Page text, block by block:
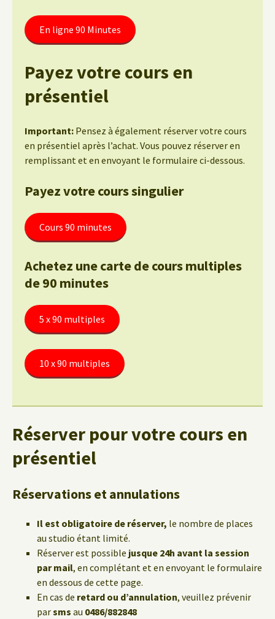
En ligne 90 Minutes
Payez votre cours en
présentiel
Important: Pensez à également réserver votre cours
en présentiel après l’achat. Vous pouvez réserver en
remplissant et en envoyant le formulaire ci-dessous.
Payez votre cours singulier
Cours 90 minutes
Achetez une carte de cours multiples
de 90 minutes
5 x 90 multiples
10 x 90 multiples
Réserver pour votre cours en
présentiel
Réservations et annulations
Il est obligatoire de réserver, le nombre de places
au studio étant limité.
Réserver est possible jusque 24h avant la session
par mail, en complétant et en envoyant le formulaire
en dessous de cette page.
En cas de retard ou d’annulation, veuillez prévenir
parsms au 0486/882848